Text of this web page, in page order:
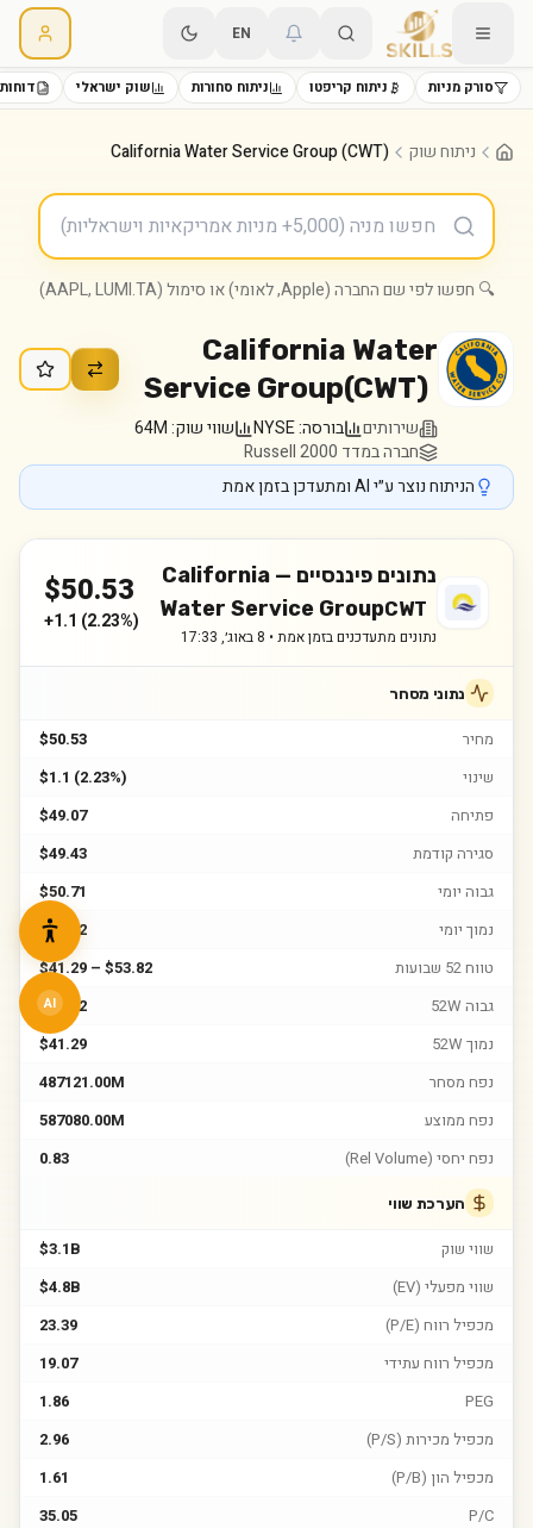
EN
סורק מניות ניתוח קריפטו ניתוח סחורות שוק ישראלי
ניתוח שוק California Water Service Group (CWT)
🔍 חפשו לפי שם החברה (Apple, לאומי) או סימול (AAPL, LUMI.TA)
California Water
Service Group(CWT)
שירותים בורסה:NYSE שווי שוק:64M
חברה במדד Russell 2000
הניתוח נוצר ע״י AI ומתעדכן בזמן אמת
נתונים פיננסיים — California
Water Service GroupCWT
נתונים מתעדכנים בזמן אמת • 8 באוג׳, 17:33
$50.53
+1.1 (2.23%)
נתוני מסחר
מחיר
$50.53
שינוי
$1.1 (2.23%)
פתיחה
$49.07
סגירה קודמת
$49.43
גבוה יומי
$50.71
נמוך יומי
$48.62
טווח 52 שבועות
$41.29 – $53.82
גבוה 52W
$53.82
נמוך 52W
$41.29
נפח מסחר
487121.00M
נפח ממוצע
587080.00M
נפח יחסי (Rel Volume)
0.83
הערכת שווי
שווי שוק
$3.1B
שווי מפעלי (EV)
$4.8B
מכפיל רווח (P/E)
23.39
מכפיל רווח עתידי
19.07
PEG
1.86
מכפיל מכירות (P/S)
2.96
מכפיל הון (P/B)
1.61
P/C
35.05
AI